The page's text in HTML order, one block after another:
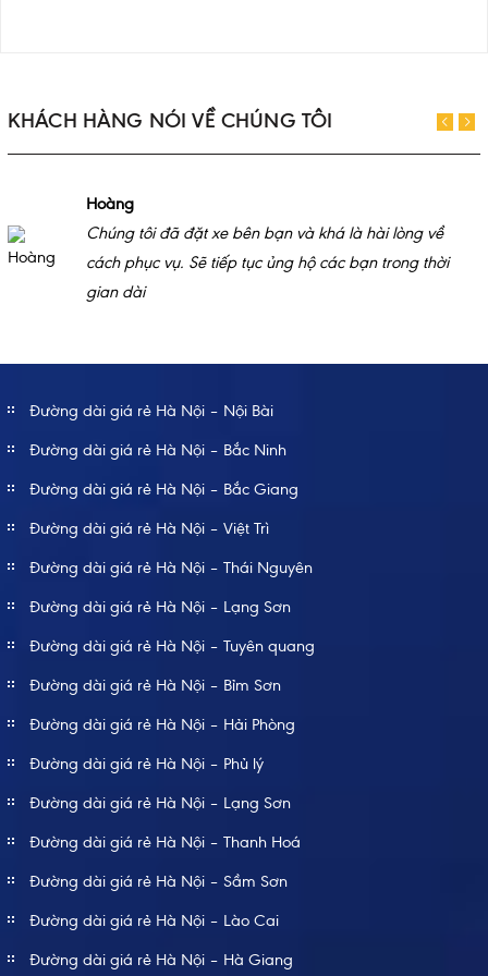
KHÁCH HÀNG NÓI VỀ CHÚNG TÔI
Hoàng
Chúng tôi đã đặt xe bên bạn và khá là hài lòng về
cách phục vụ. Sẽ tiếp tục ủng hộ các bạn trong thời
gian dài
Đường dài giá rẻ Hà Nội – Nội Bài
Đường dài giá rẻ Hà Nội – Bắc Ninh
Đường dài giá rẻ Hà Nội – Bắc Giang
Đường dài giá rẻ Hà Nội – Việt Trì
Đường dài giá rẻ Hà Nội – Thái Nguyên
Đường dài giá rẻ Hà Nội – Lạng Sơn
Đường dài giá rẻ Hà Nội – Tuyên quang
Đường dài giá rẻ Hà Nội – Bỉm Sơn
Đường dài giá rẻ Hà Nội – Hải Phòng
Đường dài giá rẻ Hà Nội – Phủ lý
Đường dài giá rẻ Hà Nội – Lạng Sơn
Đường dài giá rẻ Hà Nội – Thanh Hoá
Đường dài giá rẻ Hà Nội – Sầm Sơn
Đường dài giá rẻ Hà Nội – Lào Cai
Đường dài giá rẻ Hà Nội – Hà Giang